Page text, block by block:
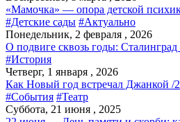
«Мамочка» — опора детской
#Детские сады #Актуально
Понедельник, 2 февраля , 2026
О подвиге сквозь годы:
#История
Четверг, 1 января , 2026
Как Новый год встречал Джанкой /
#События #Театр
Суббота, 21 июня , 2025